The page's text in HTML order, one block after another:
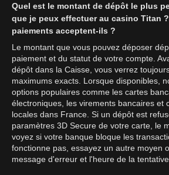
Quel est le montant de dépôt le plus
que je peux effectuer au casino Titan
paiements acceptent-ils ?
Le montant que vous pouvez déposer
paiement et du statut de votre compte.
dépôt dans la Caisse, vous verrez
maximums exacts. Lorsque disponibles,
options populaires comme les cartes
électroniques, les virements bancaires et
locales dans France. Si un dépôt est
paramètres 3D Secure de votre carte, le
voyez si votre banque bloque les
fonctionne pas, essayez un autre moyen
message d'erreur et l'heure de la